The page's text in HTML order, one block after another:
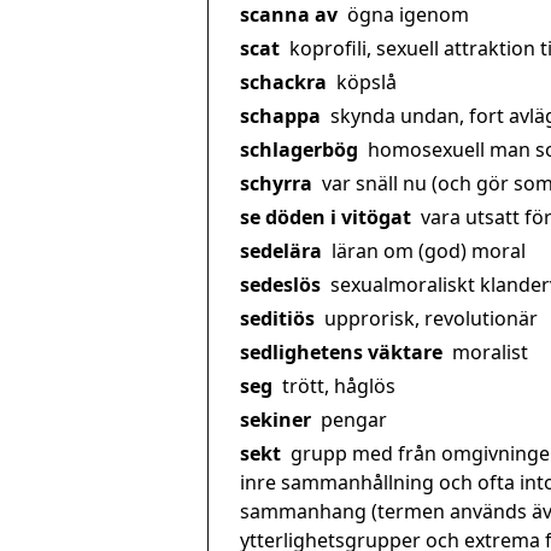
scanna av ögna igenom
scat koprofili, sexuell attraktion
schackra köpslå
schappa skynda undan, fort
schlagerbög homosexuell man
schyrra var snäll nu (och gör
se döden i vitögat vara utsatt
sedelära läran om (god) moral
sedeslös sexualmoraliskt
seditiös upprorisk, revolutionär
sedlighetens väktare moralist
seg trött, håglös
sekiner pengar
sekt grupp med från
inre sammanhållning och ofta
sammanhang (termen används
ytterlighetsgrupper och extrema